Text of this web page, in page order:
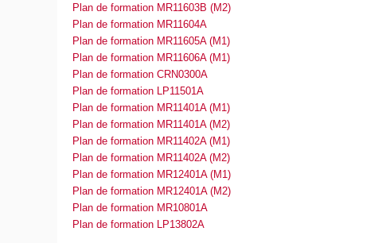
Plan de formation MR11603B (M2)
Plan de formation MR11604A
Plan de formation MR11605A (M1)
Plan de formation MR11606A (M1)
Plan de formation CRN0300A
Plan de formation LP11501A
Plan de formation MR11401A (M1)
Plan de formation MR11401A (M2)
Plan de formation MR11402A (M1)
Plan de formation MR11402A (M2)
Plan de formation MR12401A (M1)
Plan de formation MR12401A (M2)
Plan de formation MR10801A
Plan de formation LP13802A